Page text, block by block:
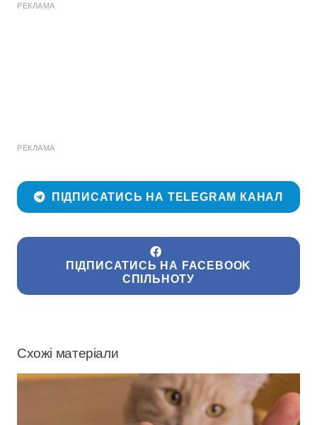
РЕКЛАМА
РЕКЛАМА
ПІДПИСАТИСЬ НА TELEGRAM КАНАЛ
ПІДПИСАТИСЬ НА FACEBOOK
СПІЛЬНОТУ
Схожі матеріали